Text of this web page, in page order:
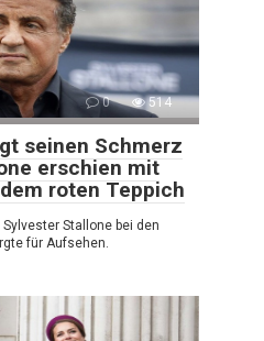
0 514
seinen Schmerz
erschien mit
roten Teppich
Stallone bei den
für Aufsehen.